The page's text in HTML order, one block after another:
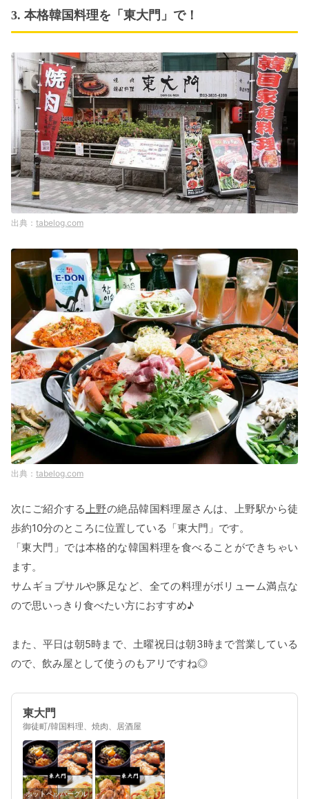
3. 本格韓国料理を「東大門」で！
tabelog.com
tabelog.com
次にご紹介する上野の絶品韓国料理屋さんは、上野駅から徒
歩約10分のところに位置している「東大門」です。
「東大門」では本格的な韓国料理を食べることができちゃい
ます。
サムギョプサルや豚足など、全ての料理がボリューム満点な
ので思いっきり食べたい方におすすめ♪
また、平日は朝5時まで、土曜祝日は朝3時まで営業している
ので、飲み屋として使うのもアリですね◎
東大門
御徒町/韓国料理、焼肉、居酒屋
ホットペッパーグル